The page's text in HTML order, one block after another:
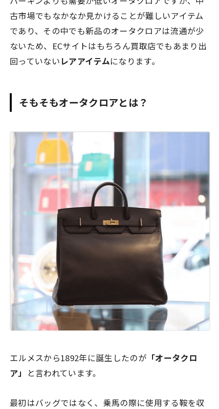
古市場でもなかなか見かけることが難しいアイテム
であり、その中でも新品のオータクロアは流通が少
ないため、ECサイトはもちろん買取店でもあまり出
回っていない レアアイテムになります。
そもそもオータクロアとは？
エルメスから1892年に誕生したのが 「オータクロ
ア」
と言われています。
最初はバッグではなく、乗馬の際に使用する鞍を収